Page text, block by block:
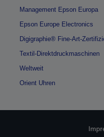
Management Epson Europa
Epson Europe Electronics
Digigraphie® Fine-Art-
Textil-Direktdruckmaschinen
Weltweit
Orient Uhren